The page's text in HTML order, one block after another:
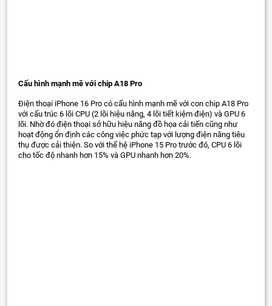
Cấu hình mạnh mẽ với chip A18 Pro
Điện thoại iPhone 16 Pro có cấu hình mạnh mẽ với con chip A18 Pro
với cấu trúc 6 lõi CPU (2 lõi hiệu năng, 4 lõi tiết kiệm điện) và GPU 6
lõi. Nhờ đó điện thoại sở hữu hiệu năng đồ họa cải tiến cũng như
hoạt động ổn định các công việc phức tạp với lượng điện năng tiêu
thụ được cải thiện. So với thế hệ iPhone 15 Pro trước đó, CPU 6 lõi
cho tốc độ nhanh hơn 15% và GPU nhanh hơn 20%.